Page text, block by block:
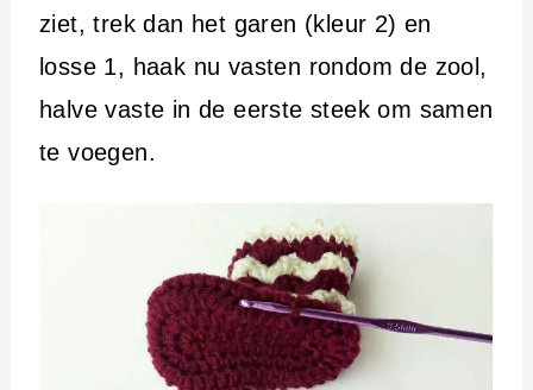
ziet, trek dan het garen (kleur 2) en
losse 1, haak nu vasten rondom de zool,
halve vaste in de eerste steek om samen
te voegen.